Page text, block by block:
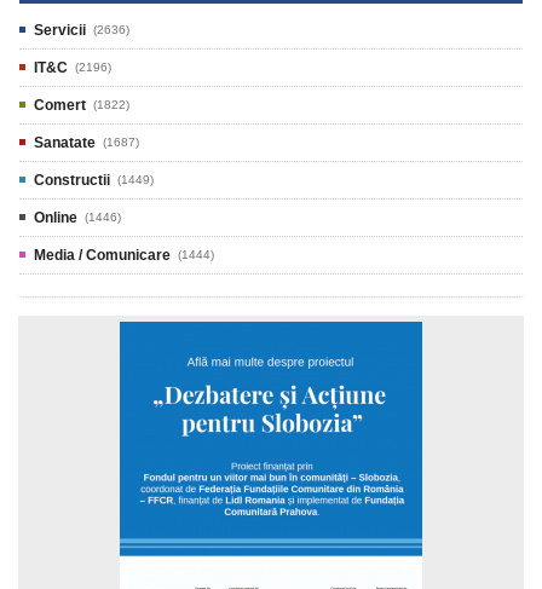
Servicii (2636)
IT&C (2196)
Comert (1822)
Sanatate (1687)
Constructii (1449)
Online (1446)
Media / Comunicare (1444)